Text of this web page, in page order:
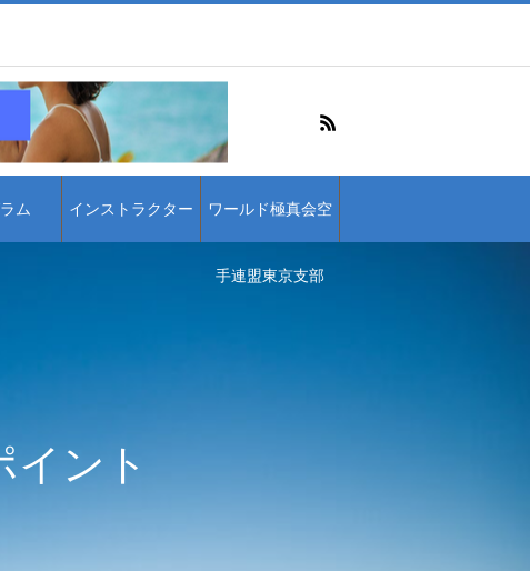
ム インストラクター ワールド極真会空
手連盟東京支部
ント